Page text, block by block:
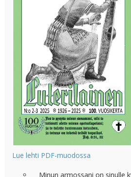
Lue lehti PDF-muodossa
Minun armossani on sinulle